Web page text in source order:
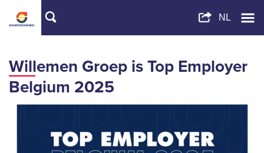
Willemen Groep is Top Employer
Belgium 2025